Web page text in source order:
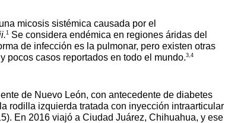
micosis sistémica causada por el
1
Se considera endémica en regiones áridas del
de infección es la pulmonar, pero existen otras
pocos casos reportados en todo el mundo.3,4
de Nuevo León, con antecedente de diabetes
rodilla izquierda tratada con inyección intraarticular
En 2016 viajó a Ciudad Juárez, Chihuahua, y ese